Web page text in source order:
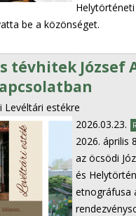
be a közönséget.
tévhitek József
Levéltári estékre
2026.03.23.
2026. április
az öcsödi
és
etnográfusa